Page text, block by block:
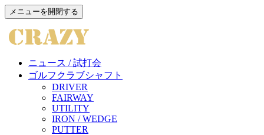
メニューを開閉する
ニュース / 試打会
ゴルフクラブシャフト
DRIVER
FAIRWAY
UTILITY
IRON / WEDGE
PUTTER